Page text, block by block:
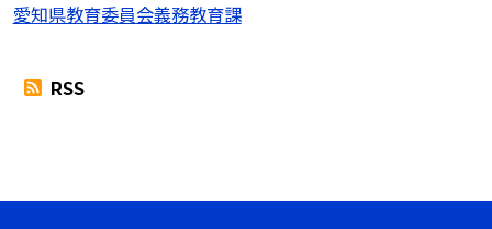
愛知県教育委員会義務教育課
RSS